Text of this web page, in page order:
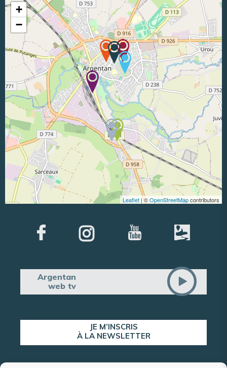
+
−
Leaflet | ©OpenStreetMapcontributors
Argentan
web tv
JE M’INSCRIS
À LA NEWSLETTER